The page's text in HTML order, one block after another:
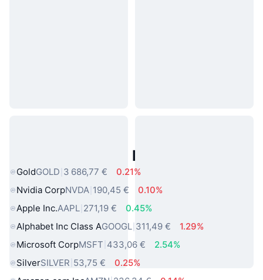
Actifs du Monde Réel Populaires
GoldGOLD 3 686,77 €
0.21%
Nvidia CorpNVDA 190,45 €
0.10%
Apple Inc.AAPL 271,19 €
0.45%
Alphabet Inc Class AGOOGL 311,49 €
1.29%
Microsoft CorpMSFT 433,06 €
2.54%
SilverSILVER 53,75 €
0.25%